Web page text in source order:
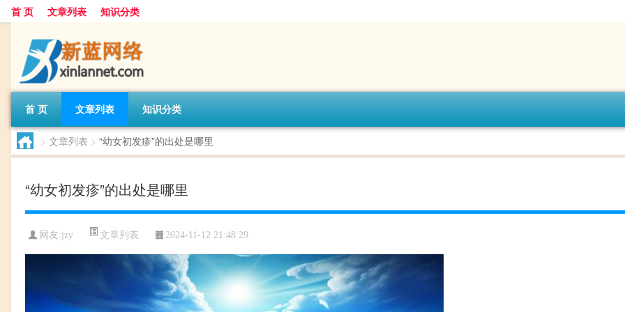
首 页 文章列表 知识分类
首 页 文章列表 知识分类
> 文章列表 > “幼女初发疹”的出处是哪里
“幼女初发疹”的出处是哪里
网友:jzy 文章列表 2024-11-12 21:48:29